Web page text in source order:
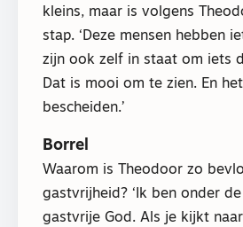
kleins, maar is volgens
stap. ‘Deze mensen hebben
zijn ook zelf in staat om iets
Dat is mooi om te zien. En
bescheiden.’
Borrel
Waarom is Theodoor zo
gastvrijheid? ‘Ik ben onder
gastvrije God. Als je kijkt